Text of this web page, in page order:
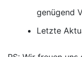
genügend
Letzte